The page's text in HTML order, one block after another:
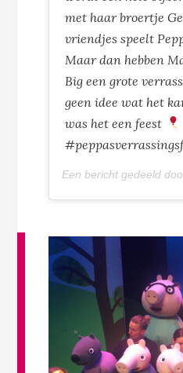
met haar broertje
vriendjes speelt
Maar dan hebben
Big een grote
geen idee wat het
was het een feest